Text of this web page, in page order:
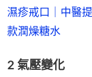
濕疹戒口｜中醫
款潤燥糖水
2 氣壓變化